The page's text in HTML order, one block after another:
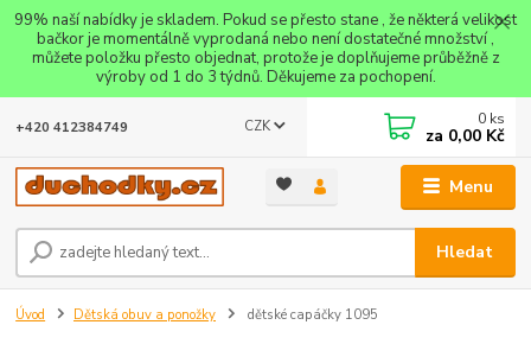
99% naší nabídky je skladem. Pokud se přesto stane , že některá velikost
bačkor je momentálně vyprodaná nebo není dostatečné množství ,
můžete položku přesto objednat, protože je doplňujeme průběžně z
výroby od 1 do 3 týdnů. Děkujeme za pochopení.
Menu
CZK
Hledat
+420 412384749 0 ks
za 0,00 Kč
Úvod Dětská obuv a ponožky dětské capáčky 1095